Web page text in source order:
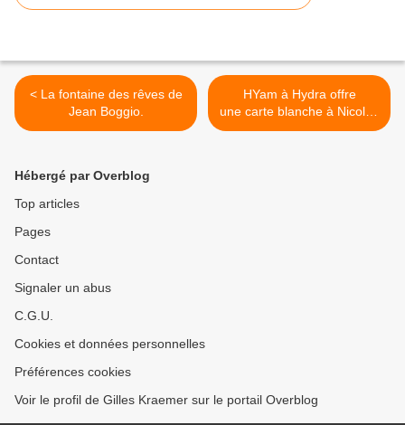
< La fontaine des rêves de
Jean Boggio.
HYam à Hydra offre
une carte blanche à Nicolas
Tourte - 2019 >
Hébergé par Overblog
Top articles
Pages
Contact
Signaler un abus
C.G.U.
Cookies et données personnelles
Préférences cookies
Voir le profil de Gilles Kraemer sur le portail Overblog